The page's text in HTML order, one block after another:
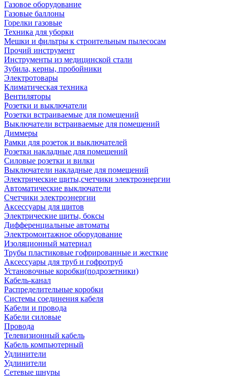
Газовое оборудование
Газовые баллоны
Горелки газовые
Техника для уборки
Мешки и фильтры к строительным пылесосам
Прочий инструмент
Инструменты из медицинской стали
Зубила, керны, пробойники
Электротовары
Климатическая техника
Вентиляторы
Розетки и выключатели
Розетки встраиваемые для помещений
Выключатели встраиваемые для помещений
Диммеры
Рамки для розеток и выключателей
Розетки накладные для помещений
Силовые розетки и вилки
Выключатели накладные для помещений
Электрические щиты,счетчики электроэнергии
Автоматические выключатели
Счетчики электроэнергии
Аксессуары для щитов
Электрические щиты, боксы
Дифференциальные автоматы
Электромонтажное оборудование
Изоляционный материал
Трубы пластиковые гофрированные и жесткие
Аксессуары для труб и гофротруб
Установочные коробки(подрозетники)
Кабель-канал
Распределительные коробки
Системы соединения кабеля
Кабели и провода
Кабели силовые
Провода
Телевизионный кабель
Кабель компьютерный
Удлинители
Удлинители
Сетевые шнуры